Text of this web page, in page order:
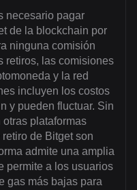
necesario pagar
de la blockchain por
ninguna comisión
retiros, las comisiones
y la red
incluyen los costos
y pueden fluctuar. Sin
plataformas
de Bitget son
admite una amplia
permite a los usuarios
gas más bajas para